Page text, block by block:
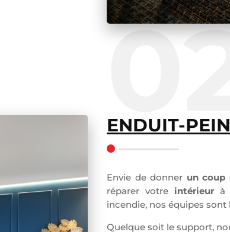
ENDUIT-
Envie de donner un coup
réparer votre intérieurà
incendie, nos équipes
Quelque soit le support,